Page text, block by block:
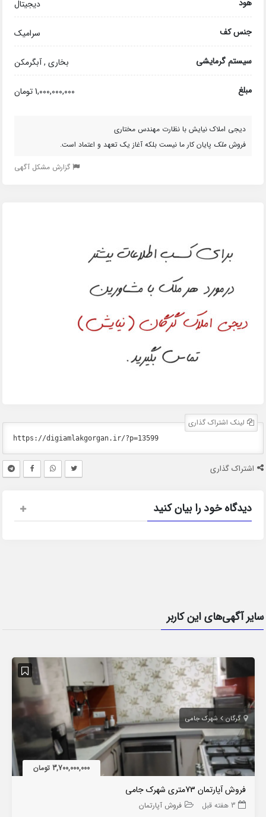
هود دیجیتال
جنس کف سرامیک
سیستم گرمایشی بخاری , آبگرمکن
مبلغ 1,000,000,000 تومان
دیجی املاک نیایش با نظارت مهندس مختاری
فروشملک پایان کار ما نیست بلکه آغاز یک تعهد و اعتماد است.
گزارش مشکل آگهی
لینک اشتراک گذاری
اشتراک گذاری
دیدگاه خود را بیان کنید
سایر آگهی‌های این کاربر
گرگان شهرک جامی
3,700,000,000 تومان
فروش آپارتمان 73متری شهرک جامی
3 هفته قبل فروش آپارتمان